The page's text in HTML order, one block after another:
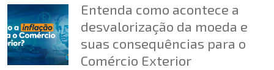
Entenda como acontece a
desvalorização da moeda e
suas consequências para o
Comércio Exterior